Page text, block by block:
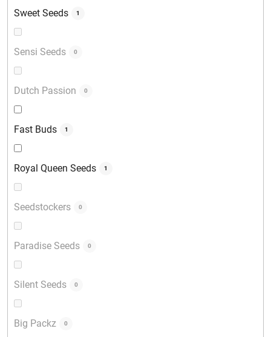
Sweet Seeds 1
Sensi Seeds 0
Dutch Passion 0
Fast Buds 1
Royal Queen Seeds 1
Seedstockers 0
Paradise Seeds 0
Silent Seeds 0
Big Packz 0